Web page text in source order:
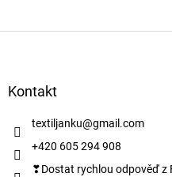
Kontakt
textiljanku@gmail.com
+420 605 294 908
❣Dostat rychlou odpověď z